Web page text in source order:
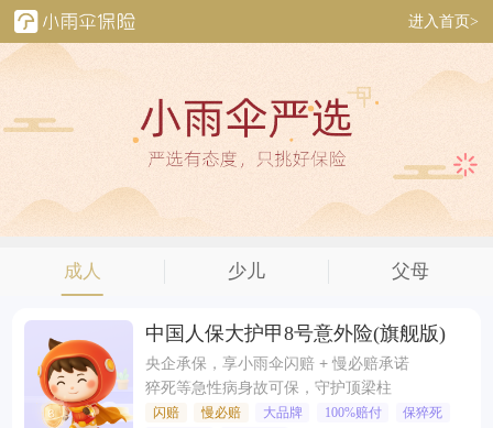
进入首页>
成人 少儿 父母
中国人保大护甲8号意外险(旗舰版)
央企承保，享小雨伞闪赔 + 慢必赔承诺
猝死等急性病身故可保，守护顶梁柱
闪赔 慢必赔 大品牌 100%赔付
保猝死